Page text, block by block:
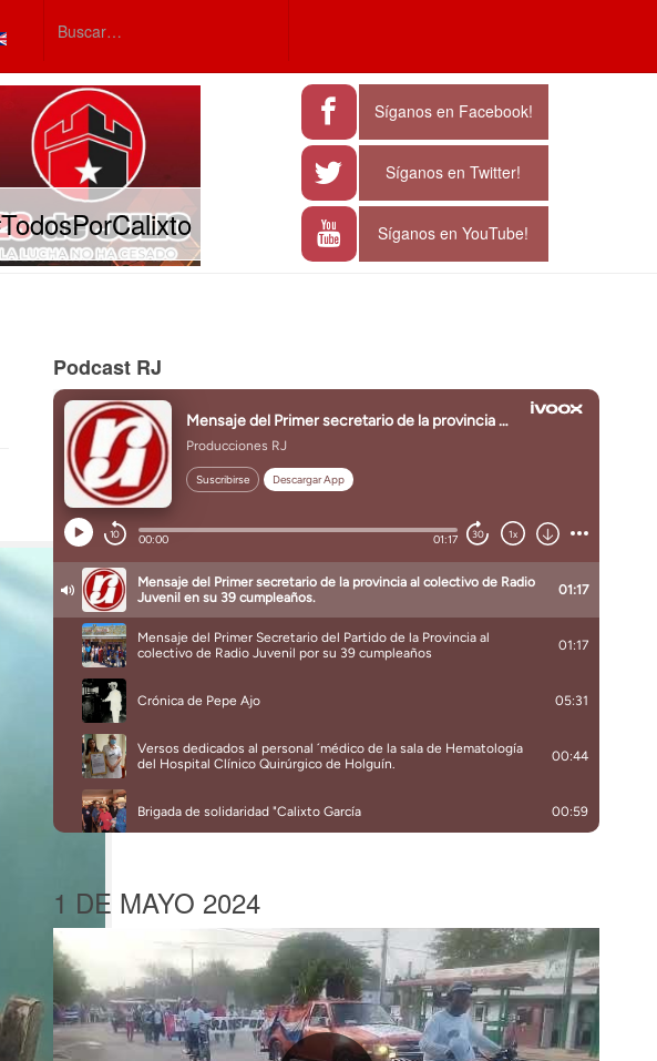
su idioma
Type 2 or more characters for results.
Síganos en Facebook!
Síganos en Twitter!
Síganos en YouTube!
Podcast RJ
1 DE MAYO 2024